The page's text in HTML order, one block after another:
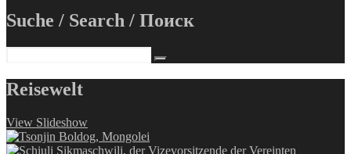
Suche / Search / Поиск
Reisewelt
View Slideshow